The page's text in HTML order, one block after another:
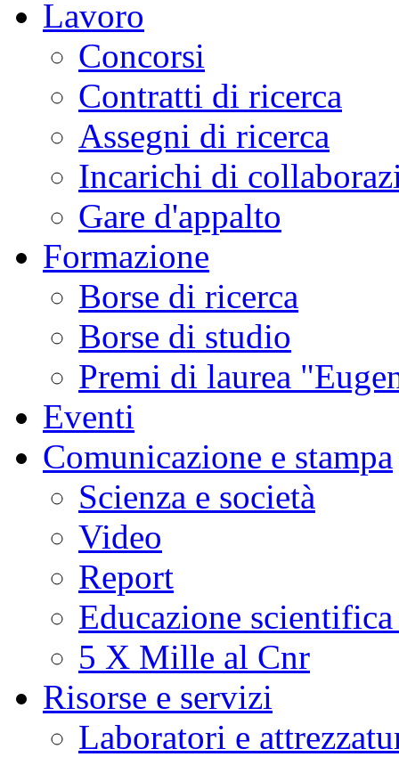
Lavoro
Concorsi
Contratti di ricerca
Assegni di ricerca
Incarichi di
Gare d'appalto
Formazione
Borse di ricerca
Borse di studio
Premi di laurea
Eventi
Comunicazione e stampa
Scienza e società
Video
Report
Educazione
5 X Mille al Cnr
Risorse e servizi
Laboratori e